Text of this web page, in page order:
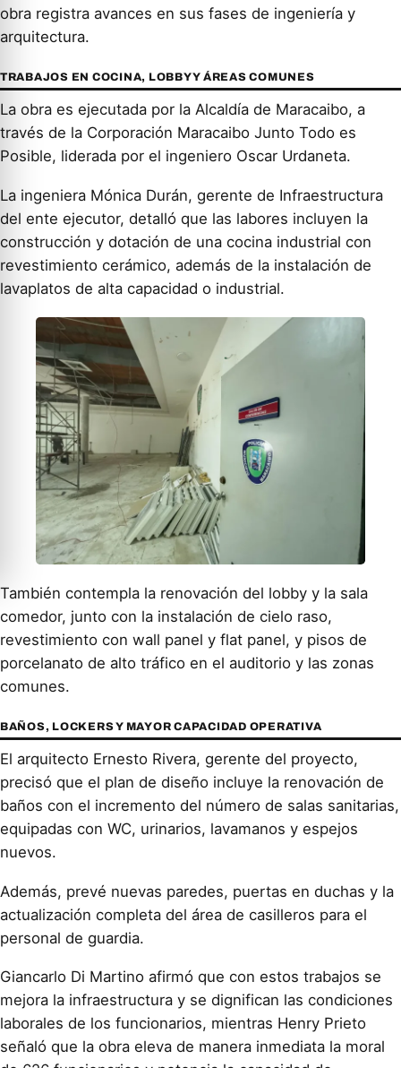
obra registra avances en sus fases de ingeniería y
arquitectura.
TRABAJOS EN COCINA, LOBBY Y ÁREAS COMUNES
La obra es ejecutada por la Alcaldía de Maracaibo, a
través de la Corporación Maracaibo Junto Todo es
Posible, liderada por el ingeniero Oscar Urdaneta.
La ingeniera Mónica Durán, gerente de Infraestructura
del ente ejecutor, detalló que las labores incluyen la
construcción y dotación de una cocina industrial con
revestimiento cerámico, además de la instalación de
lavaplatos de alta capacidad o industrial.
También contempla la renovación del lobby y la sala
comedor, junto con la instalación de cielo raso,
revestimiento con wall panel y flat panel, y pisos de
porcelanato de alto tráfico en el auditorio y las zonas
comunes.
BAÑOS, LOCKERS Y MAYOR CAPACIDAD OPERATIVA
El arquitecto Ernesto Rivera, gerente del proyecto,
precisó que el plan de diseño incluye la renovación de
baños con el incremento del número de salas sanitarias,
equipadas con WC, urinarios, lavamanos y espejos
nuevos.
Además, prevé nuevas paredes, puertas en duchas y la
actualización completa del área de casilleros para el
personal de guardia.
Giancarlo Di Martino afirmó que con estos trabajos se
mejora la infraestructura y se dignifican las condiciones
laborales de los funcionarios, mientras Henry Prieto
señaló que la obra eleva de manera inmediata la moral